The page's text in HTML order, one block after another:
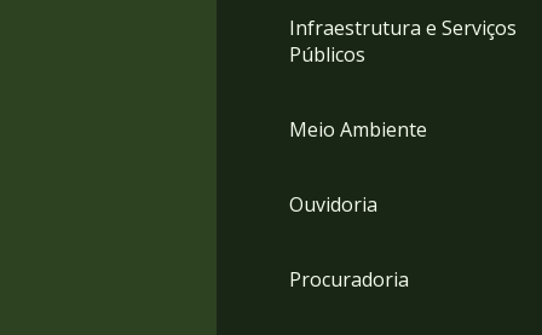
Infraestrutura e Serviços
Públicos
Meio Ambiente
Ouvidoria
Procuradoria